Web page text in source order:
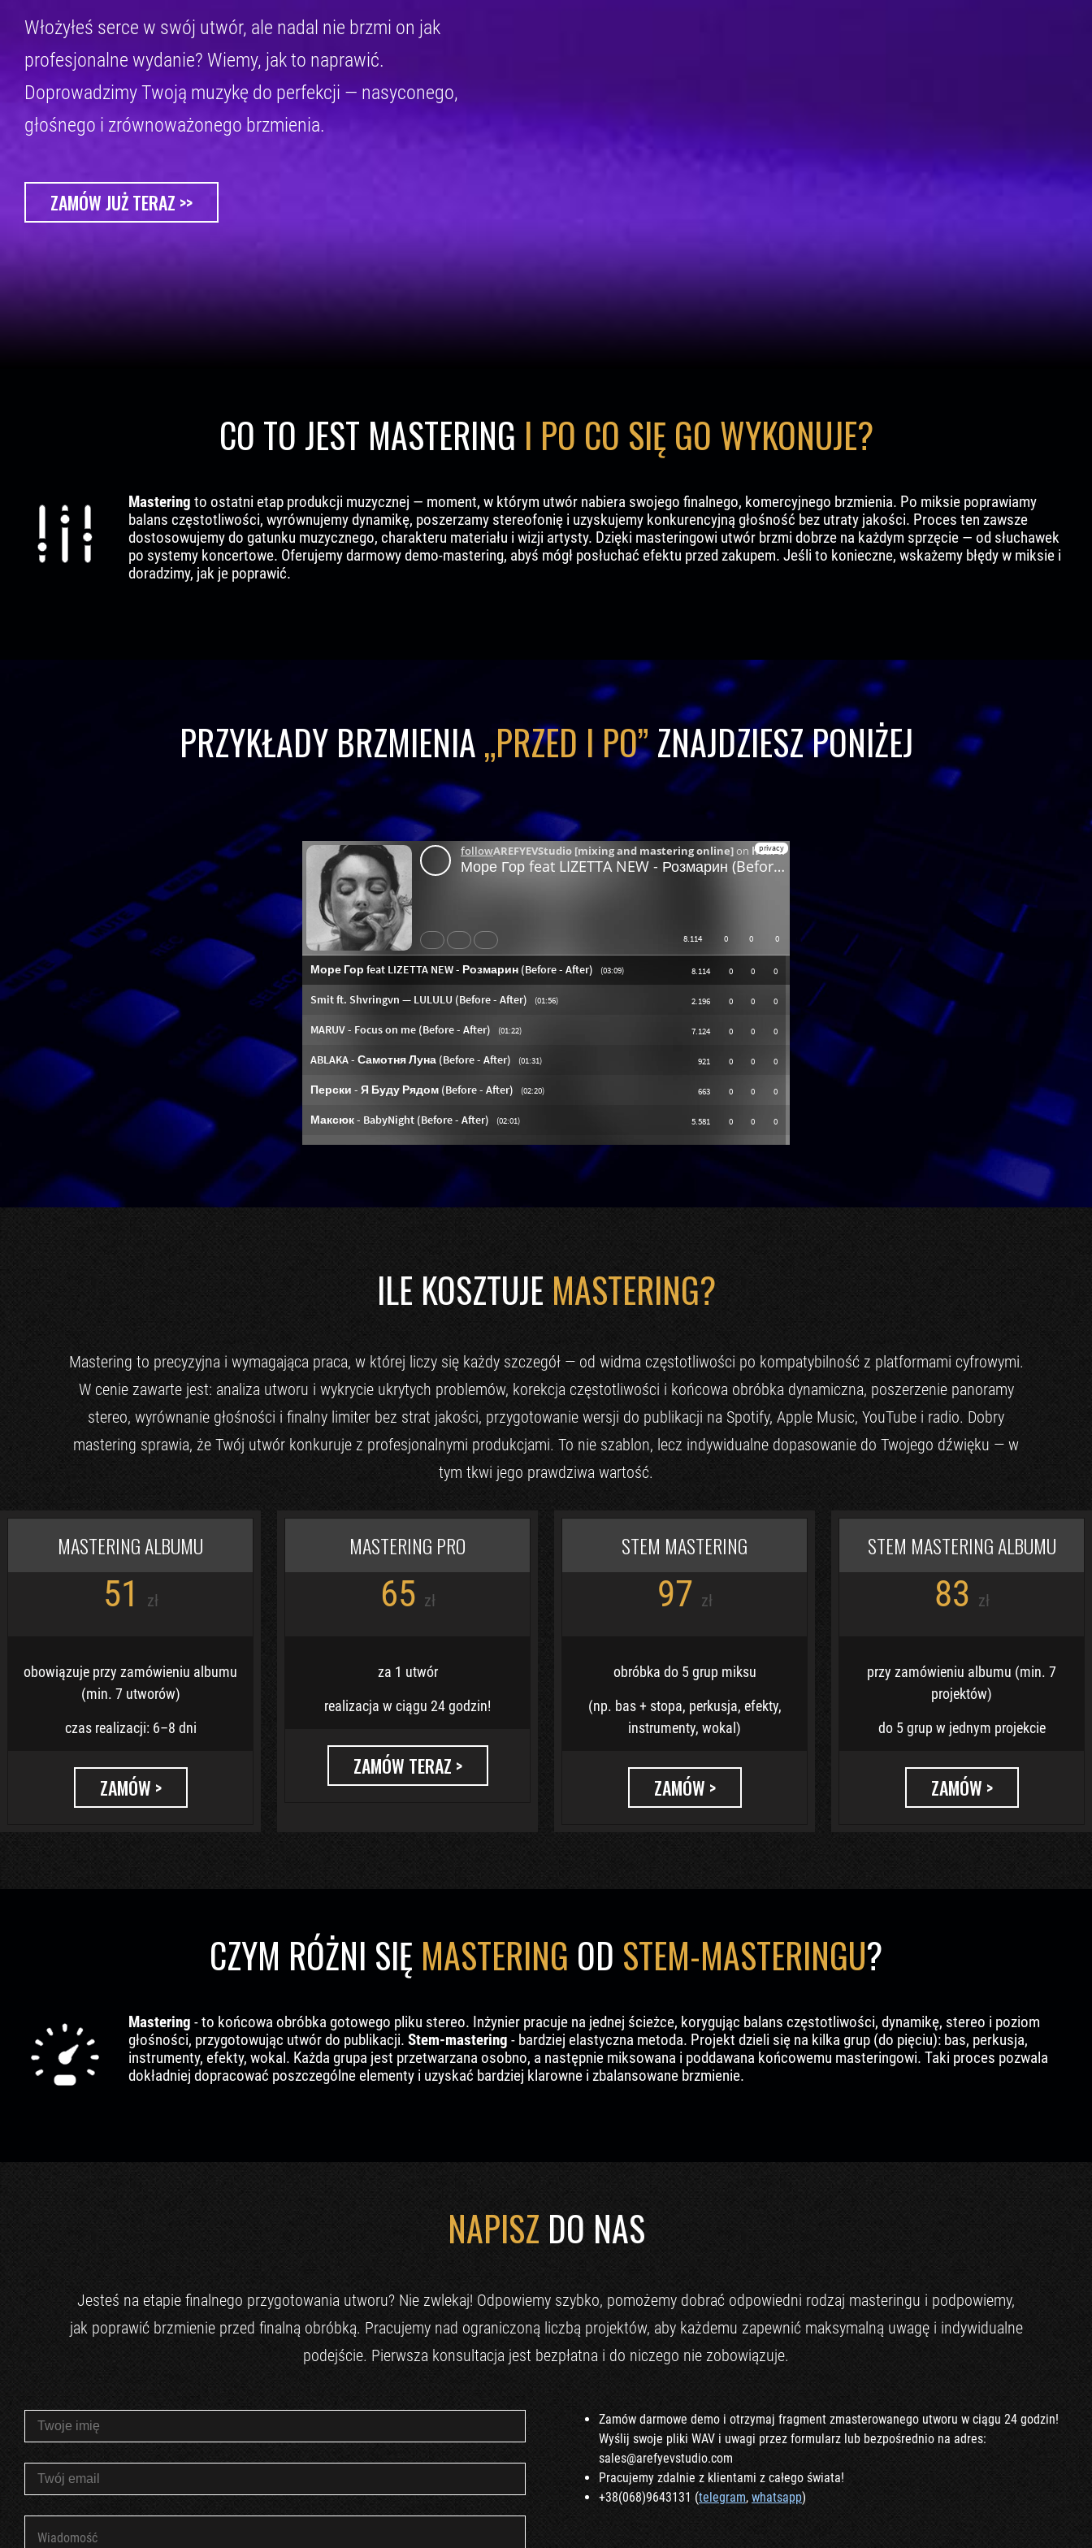
Włożyłeś serce w swój utwór, ale nadal nie brzmi on jak
profesjonalne wydanie? Wiemy, jak to naprawić.
Doprowadzimy Twoją muzykę do perfekcji — nasyconego,
głośnego i zrównoważonego brzmienia.
ZAMÓW JUŻ TERAZ >>
CO TO JEST MASTERING I PO CO SIĘ GO WYKONUJE?
Mastering to ostatni etap produkcji muzycznej — moment, w którym utwór nabiera swojego finalnego, komercyjnego brzmienia. Po miksie poprawiamy
balans częstotliwości, wyrównujemy dynamikę, poszerzamy stereofonię i uzyskujemy konkurencyjną głośność bez utraty jakości. Proces ten zawsze
dostosowujemy do gatunku muzycznego, charakteru materiału i wizji artysty. Dzięki masteringowi utwór brzmi dobrze na każdym sprzęcie — od słuchawek
po systemy koncertowe. Oferujemy darmowy demo-mastering, abyś mógł posłuchać efektu przed zakupem. Jeśli to konieczne, wskażemy błędy w miksie i
doradzimy, jak je poprawić.
PRZYKŁADY BRZMIENIA„PRZED I PO”ZNAJDZIESZ PONIŻEJ
ILE KOSZTUJE MASTERING?
Mastering to precyzyjna i wymagająca praca, w której liczy się każdy szczegół — od widma częstotliwości po kompatybilność z platformami cyfrowymi.
W cenie zawarte jest: analiza utworu i wykrycie ukrytych problemów, korekcja częstotliwości i końcowa obróbka dynamiczna, poszerzenie panoramy
stereo, wyrównanie głośności i finalny limiter bez strat jakości, przygotowanie wersji do publikacji na Spotify, Apple Music, YouTube i radio. Dobry
mastering sprawia, że Twój utwór konkuruje z profesjonalnymi produkcjami. To nie szablon, lecz indywidualne dopasowanie do Twojego dźwięku — w
tym tkwi jego prawdziwa wartość.
MASTERING ALBUMU
51 zł
obowiązuje przy zamówieniu albumu
(min. 7 utworów)
czas realizacji: 6–8 dni
ZAMÓW >
MASTERING PRO
65 zł
za 1 utwór
realizacja w ciągu 24 godzin!
ZAMÓW TERAZ >
STEM MASTERING
97 zł
obróbka do 5 grup miksu
(np. bas + stopa, perkusja, efekty,
instrumenty, wokal)
ZAMÓW >
STEM MASTERING ALBUMU
83 zł
przy zamówieniu albumu (min. 7
projektów)
do 5 grup w jednym projekcie
ZAMÓW >
CZYM RÓŻNI SIĘ MASTERING OD STEM-MASTERINGU?
Mastering - to końcowa obróbka gotowego pliku stereo. Inżynier pracuje na jednej ścieżce, korygując balans częstotliwości, dynamikę, stereo i poziom
głośności, przygotowując utwór do publikacji. Stem-mastering - bardziej elastyczna metoda. Projekt dzieli się na kilka grup (do pięciu): bas, perkusja,
instrumenty, efekty, wokal. Każda grupa jest przetwarzana osobno, a następnie miksowana i poddawana końcowemu masteringowi. Taki proces pozwala
dokładniej dopracować poszczególne elementy i uzyskać bardziej klarowne i zbalansowane brzmienie.
NAPISZ DO NAS
Jesteś na etapie finalnego przygotowania utworu? Nie zwlekaj! Odpowiemy szybko, pomożemy dobrać odpowiedni rodzaj masteringu i podpowiemy,
jak poprawić brzmienie przed finalną obróbką. Pracujemy nad ograniczoną liczbą projektów, aby każdemu zapewnić maksymalną uwagę i indywidualne
podejście. Pierwsza konsultacja jest bezpłatna i do niczego nie zobowiązuje.
Zamów darmowe demo i otrzymaj fragment zmasterowanego utworu w ciągu 24 godzin!
Wyślij swoje pliki WAV i uwagi przez formularz lub bezpośrednio na adres:
sales@arefyevstudio.com
Pracujemy zdalnie z klientami z całego świata!
+38(068)9643131 (telegram, whatsapp)